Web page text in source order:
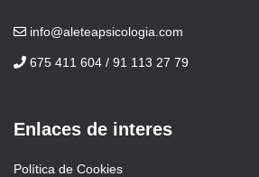
info@aleteapsicologia.com
675 411 604 / 91 113 27 79
Enlaces de interes
Política de Cookies